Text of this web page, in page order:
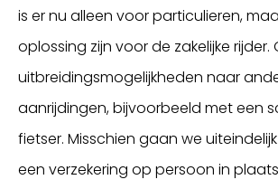
is er nu alleen voor particulieren,
oplossing zijn voor de zakelijke rijder.
uitbreidingsmogelijkheden naar
aanrijdingen, bijvoorbeeld met een
fietser. Misschien gaan we
een verzekering op persoon in